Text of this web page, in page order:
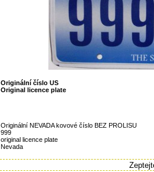
Originální číslo US
Original licence plate
Originální NEVADA kovové číslo BEZ PROLISU
999
original licence plate
Nevada